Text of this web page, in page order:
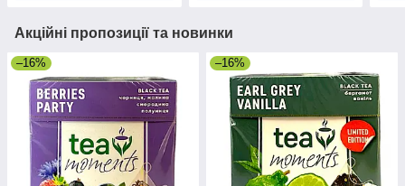
Акційні пропозиції та новинки
–16% –16%